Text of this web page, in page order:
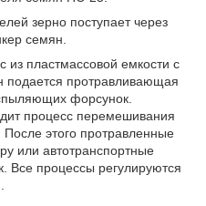
зерно поступает через
семян.
пластмассовой емкости с
подается протравливающая
форсунок.
процесс перемешивания
этого протравленные
или автотранспортные
Все процессы регулируются